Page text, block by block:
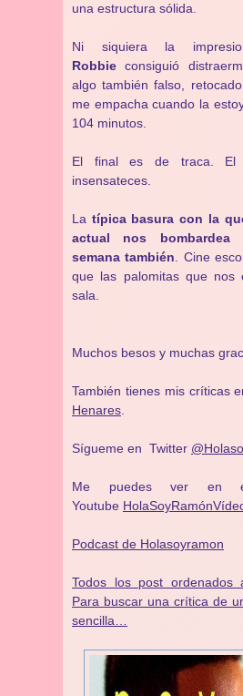
una estructura sólida.
Ni siquiera la
Robbie consiguió
algo también falso,
me empacha cuando la
104 minutos.
El final es de traca. El
insensateces.
La típica basura con la
actual nos
semana también . Cine
que las palomitas que nos
sala.
Muchos besos y muchas
También tienes mis críticas
Henares
Sígueme en Twitter
Me puedes ver en
Youtube
Podcast de Holasoyramon
Todos los post ordenados
Para buscar una crítica de
sencilla…